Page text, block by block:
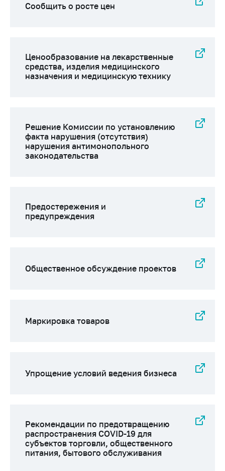
Сообщить о росте цен
Ценообразование на лекарственные
средства, изделия медицинского
назначения и медицинскую технику
Решение Комиссии по установлению
факта нарушения (отсутствия)
нарушения антимонопольного
законодательства
Предостережения и
предупреждения
Общественное обсуждение проектов
Маркировка товаров
Упрощение условий ведения бизнеса
Рекомендации по предотвращению
распространения COVID-19 для
субъектов торговли, общественного
питания, бытового обслуживания